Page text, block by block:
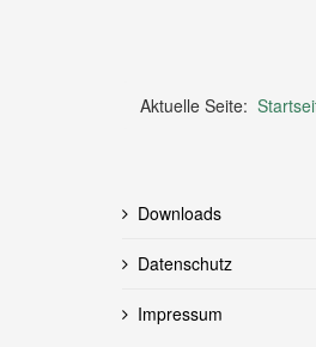
Aktuelle Seite:
Downloads
Datenschutz
Impressum